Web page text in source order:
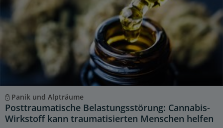
Panik und Alpträume
Posttraumatische Belastungsstörung: Cannabis-
Wirkstoff kann traumatisierten Menschen helfen